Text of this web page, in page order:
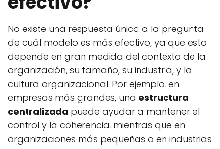
No existe una respuesta única a la pregunta
de cuál modelo es más efectivo, ya que esto
depende en gran medida del contexto de la
organización, su tamaño, su industria, y la
cultura organizacional. Por ejemplo, en
empresas más grandes, una estructura
centralizada puede ayudar a mantener el
control y la coherencia, mientras que en
organizaciones más pequeñas o en industrias